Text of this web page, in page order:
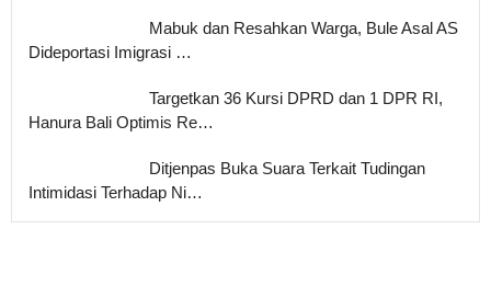
Mabuk dan Resahkan Warga, Bule Asal AS
Dideportasi Imigrasi …
Targetkan 36 Kursi DPRD dan 1 DPR RI,
Hanura Bali Optimis Re…
Ditjenpas Buka Suara Terkait Tudingan
Intimidasi Terhadap Ni…